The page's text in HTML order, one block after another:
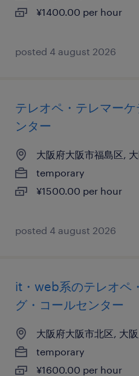
¥1400.00 per hour
posted 4 august 2026
テレオペ・テレマー
ンター
大阪府大阪市福島区,
temporary
¥1500.00 per hour
posted 4 august 2026
it・web系のテレオペ
グ・コールセンター
大阪府大阪市北区, 大
temporary
¥1600.00 per hour